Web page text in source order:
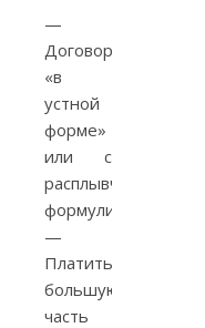
—
Договор
«в
устной
форме»
или с
расплывчатыми
формулировками.
—
Платить
большую
часть